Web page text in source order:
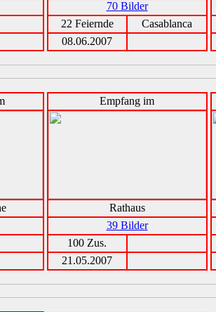
70 Bilder
22 Feiernde
Casablanca
08.06.2007
Empfang im
Rathaus
39 Bilder
100 Zus.
21.05.2007